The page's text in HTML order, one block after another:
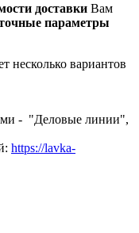
доставки Вам
параметры
несколько вариантов
- "Деловые линии",
https://lavka-